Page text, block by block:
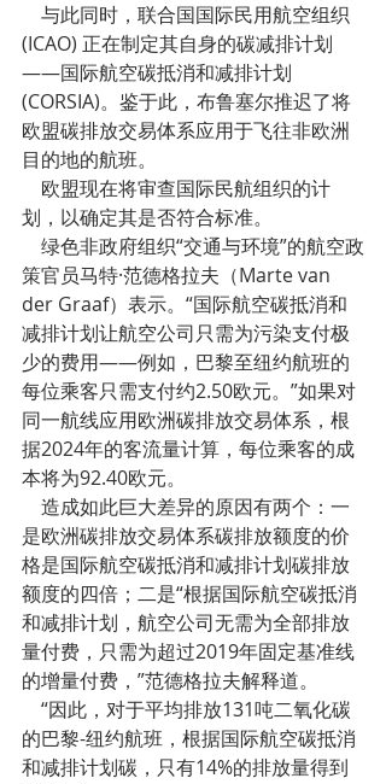
与此同时，联合国国际民用航空组织
(ICAO) 正在制定其自身的碳减排计划
——国际航空碳抵消和减排计划
(CORSIA)。鉴于此，布鲁塞尔推迟了将
欧盟碳排放交易体系应用于飞往非欧洲
目的地的航班。
欧盟现在将审查国际民航组织的计
划，以确定其是否符合标准。
绿色非政府组织“交通与环境”的航空政
策官员马特·范德格拉夫（Marte van
der Graaf）表示。“国际航空碳抵消和
减排计划让航空公司只需为污染支付极
少的费用——例如，巴黎至纽约航班的
每位乘客只需支付约2.50欧元。”如果对
同一航线应用欧洲碳排放交易体系，根
据2024年的客流量计算，每位乘客的成
本将为92.40欧元。
造成如此巨大差异的原因有两个：一
是欧洲碳排放交易体系碳排放额度的价
格是国际航空碳抵消和减排计划碳排放
额度的四倍；二是“根据国际航空碳抵消
和减排计划，航空公司无需为全部排放
量付费，只需为超过2019年固定基准线
的增量付费，”范德格拉夫解释道。
“因此，对于平均排放131吨二氧化碳
的巴黎-纽约航班，根据国际航空碳抵消
和减排计划碳，只有14%的排放量得到